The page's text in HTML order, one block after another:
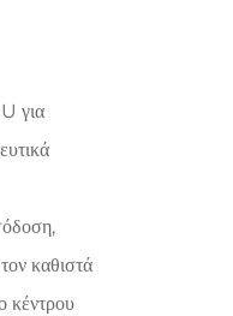
για
καθιστά
κέντρου